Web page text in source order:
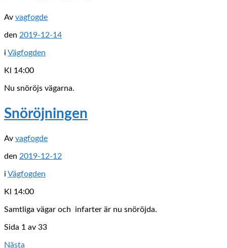
Av vagfogde
den 2019-12-14
i Vägfogden
Kl 14:00
Nu snöröjs vägarna.
Snöröjningen
Av vagfogde
den 2019-12-12
i Vägfogden
Kl 14:00
Samtliga vägar och infarter är nu snöröjda.
Sida 1 av 33
Nästa